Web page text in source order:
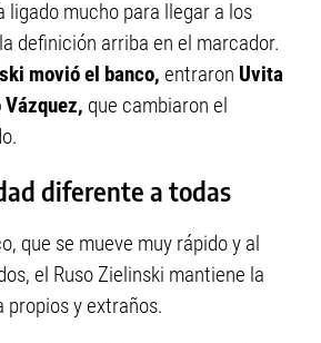
ligado mucho para llegar a los
definición arriba en el marcador.
movió el banco, entraron Uvita
Vázquez, que cambiaron el
diferente a todas
que se mueve muy rápido y al
el Ruso Zielinski mantiene la
propios y extraños.